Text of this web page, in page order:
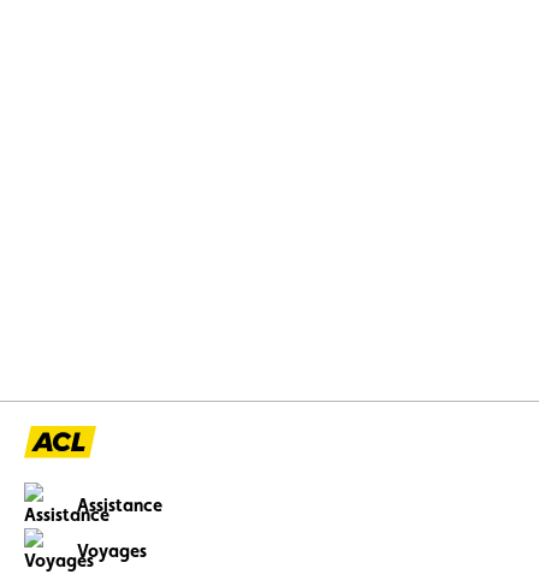
Assistance
Voyages